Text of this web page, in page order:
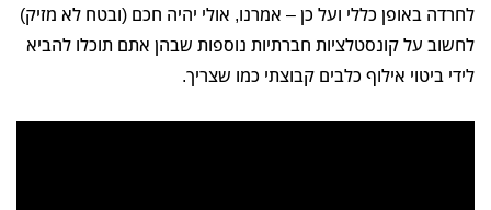
לחרדה באופן כללי ועל כן – אמרנו, אולי יהיה חכם (ובטח לא מזיק)
לחשוב על קונסטלציות חברתיות נוספות שבהן אתם תוכלו להביא
לידי ביטוי אילוף כלבים קבוצתי כמו שצריך.